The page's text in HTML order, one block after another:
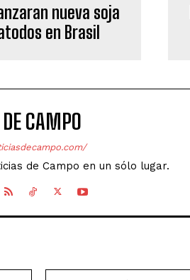
nueva soja
en Brasil
CAMPO
de Campo en un sólo lugar.